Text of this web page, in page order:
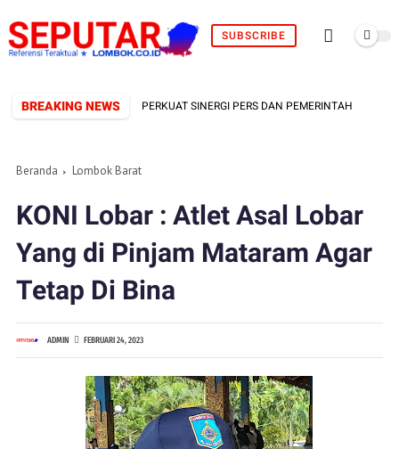
SUBSCRIBE
BREAKING NEWS
TERBENTUK, SIAP PERKUAT SINERGI PERS DAN PEMERINTAH
Beranda Lombok Barat
KONI Lobar : Atlet Asal Lobar
Yang di Pinjam Mataram Agar
Tetap Di Bina
ADMIN FEBRUARI 24, 2023